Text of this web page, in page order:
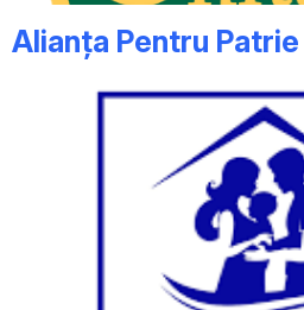
Alianța Pentru Patrie